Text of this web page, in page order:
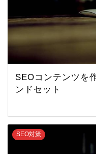
SEOコンテンツを
ンドセット
SEO対策